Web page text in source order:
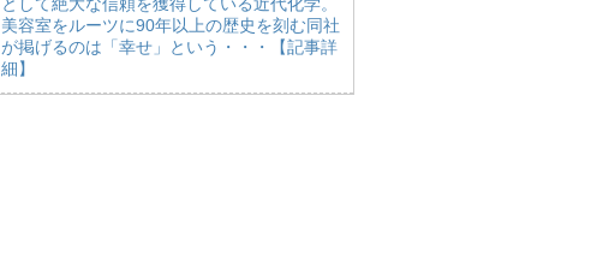
美容室をルーツに90年以上の歴史を刻む同社
が掲げるのは「幸せ」という・・・【記事詳
細】